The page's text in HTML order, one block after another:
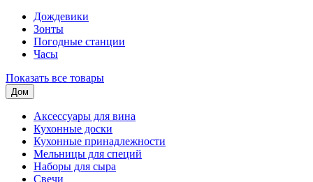
Дождевики
Зонты
Погодные станции
Часы
Показать все товары
Дом
Аксессуары для вина
Кухонные доски
Кухонные принадлежности
Мельницы для специй
Наборы для сыра
Свечи